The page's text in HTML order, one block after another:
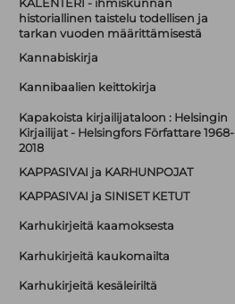
KALENTERI - ihmiskunnan
historiallinen taistelu todellisen ja
tarkan vuoden määrittämisestä
Kannabiskirja
Kannibaalien keittokirja
Kapakoista kirjailijataloon : Helsingin
Kirjailijat - Helsingfors Författare 1968-
2018
KAPPASIVAI ja KARHUNPOJAT
KAPPASIVAI ja SINISET KETUT
Karhukirjeitä kaamoksesta
Karhukirjeitä kaukomailta
Karhukirjeitä kesäleiriltä